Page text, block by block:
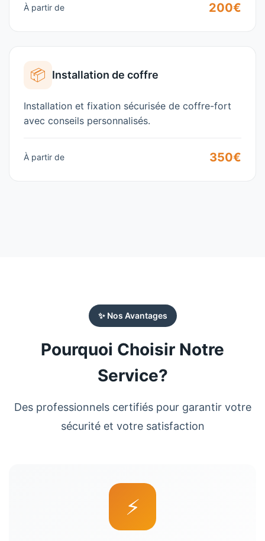
À partir de 200€
📦 Installation de coffre
Installation et fixation sécurisée de coffre-fort
avec conseils personnalisés.
À partir de 350€
✨ Nos Avantages
Pourquoi Choisir Notre
Service?
Des professionnels certifiés pour garantir votre
sécurité et votre satisfaction
⚡